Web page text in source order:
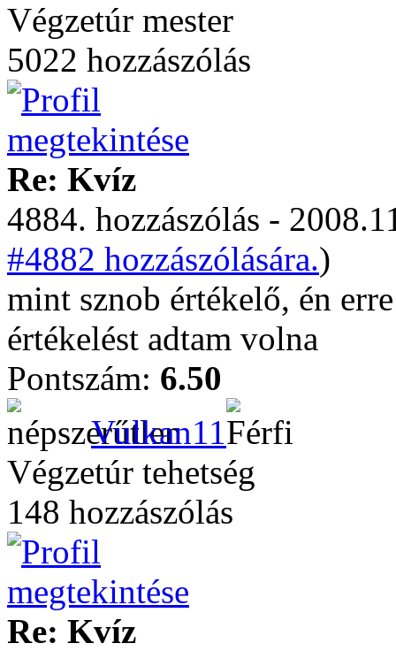
Végzetúr mester
5022 hozzászólás
Re: Kvíz
4884. hozzászólás -
#4882 hozzászólására.)
mint sznob értékelő, én
értékelést adtam volna
Pontszám: 6.50
Vulkan11
Végzetúr tehetség
148 hozzászólás
Re: Kvíz